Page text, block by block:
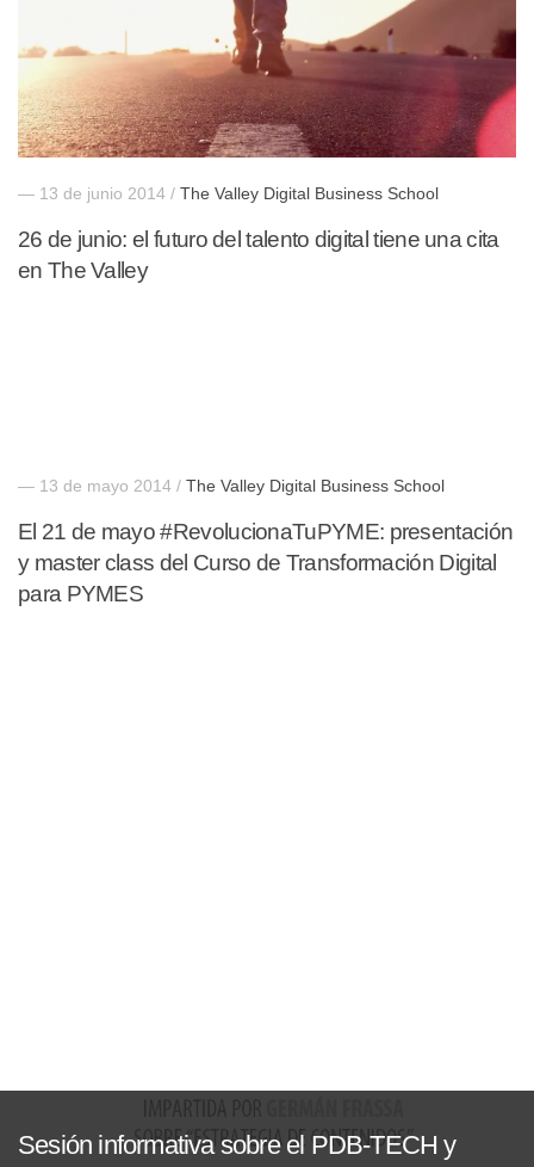
— 13 de junio 2014 / The Valley Digital Business School
26 de junio: el futuro del talento digital tiene una cita
en The Valley
— 13 de mayo 2014 / The Valley Digital Business School
El 21 de mayo #RevolucionaTuPYME: presentación
y master class del Curso de Transformación Digital
para PYMES
Sesión informativa sobre el PDB-TECH y